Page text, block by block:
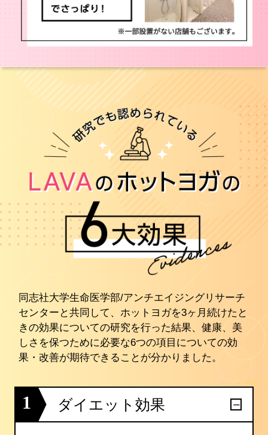
同志社大学生命医学部/アンチエイジングリサーチ
センターと共同して、ホットヨガを3ヶ月続けたと
きの効果についての研究を行った結果、健康、美
しさを保つために必要な6つの項目についての効
果・改善が期待できることが分かりました。
1 ダイエット効果